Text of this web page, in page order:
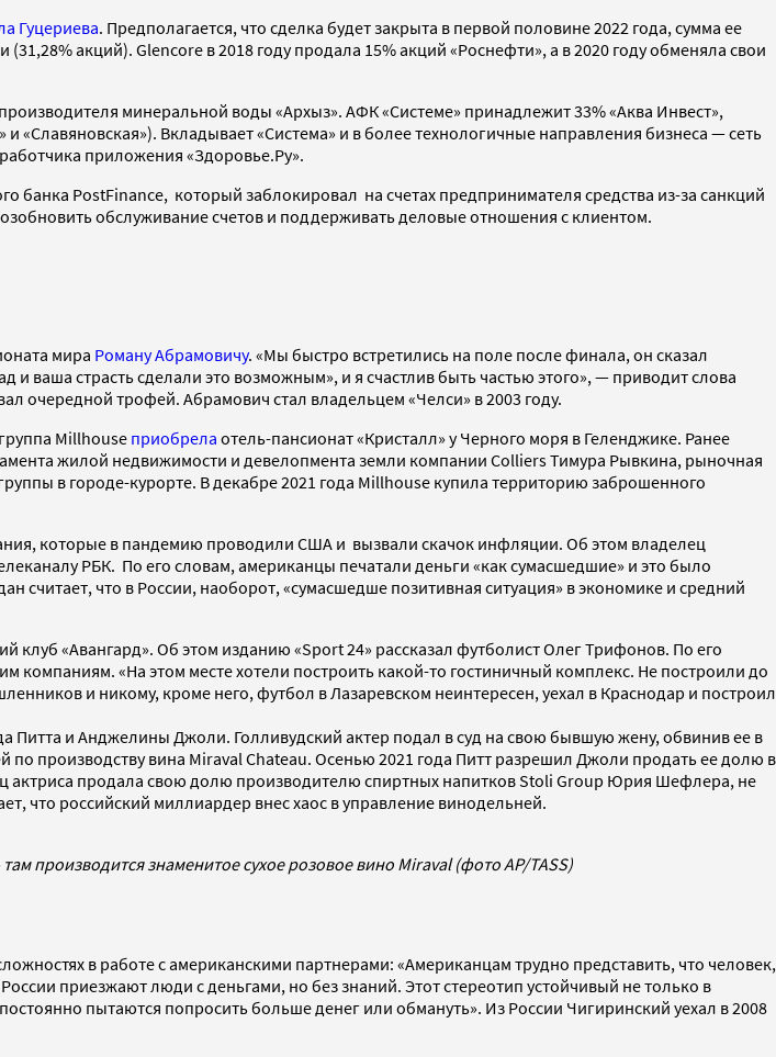
Гуцериева. Предполагается, что сделка будет закрыта в первой половине 2022 года, сумма ее
акций). Glencore в 2018 году продала 15% акций «Роснефти», а в 2020 году обменяла свои
минеральной воды «Архыз». АФК «Системе» принадлежит 33% «Аква Инвест»,
«Славяновская»). Вкладывает «Система» и в более технологичные направления бизнеса — сеть
приложения «Здоровье.Ру».
банка PostFinance, который заблокировал на счетах предпринимателя средства из-за санкций
обслуживание счетов и поддерживать деловые отношения с клиентом.
мира Роману Абрамовичу. «Мы быстро встретились на поле после финала, он сказал
ваша страсть сделали это возможным», и я счастлив быть частью этого», — приводит слова
очередной трофей. Абрамович стал владельцем «Челси» в 2003 году.
Millhouse приобрела отель-пансионат «Кристалл» у Черного моря в Геленджике. Ранее
жилой недвижимости и девелопмента земли компании Colliers Тимура Рывкина, рыночная
в городе-курорте. В декабре 2021 года Millhouse купила территорию заброшенного
которые в пандемию проводили США и вызвали скачок инфляции. Об этом владелец
РБК. По его словам, американцы печатали деньги «как сумасшедшие» и это было
что в России, наоборот, «сумасшедше позитивная ситуация» в экономике и средний
клуб «Авангард». Об этом изданию «Sport 24» рассказал футболист Олег Трифонов. По его
«На этом месте хотели построить какой-то гостиничный комплекс. Не построили до
и никому, кроме него, футбол в Лазаревском неинтересен, уехал в Краснодар и построил
Питта и Анджелины Джоли. Голливудский актер подал в суд на свою бывшую жену, обвинив ее в
производству вина Miraval Chateau. Осенью 2021 года Питт разрешил Джоли продать ее долю в
актриса продала свою долю производителю спиртных напитков Stoli Group Юрия Шефлера, не
что российский миллиардер внес хаос в управление винодельней.
производится знаменитое сухое розовое вино Miraval (фото AP/TASS)
в работе с американскими партнерами: «Американцам трудно представить, что человек,
приезжают люди с деньгами, но без знаний. Этот стереотип устойчивый не только в
пытаются попросить больше денег или обмануть». Из России Чигиринский уехал в 2008